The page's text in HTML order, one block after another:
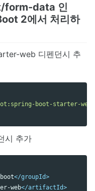
data 인
2에서 처리하
web 디펜던시 추
boot-starter-web'
시 추가
</groupId>
web</artifactId>